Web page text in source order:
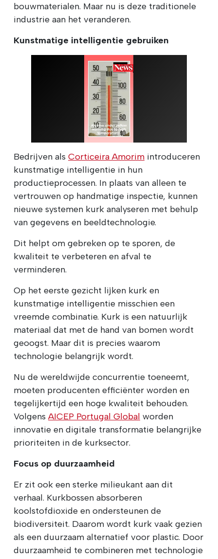
bouwmaterialen. Maar nu is deze traditionele
industrie aan het veranderen.
Kunstmatige intelligentie gebruiken
Bedrijven als Corticeira Amorim introduceren
kunstmatige intelligentie in hun
productieprocessen. In plaats van alleen te
vertrouwen op handmatige inspectie, kunnen
nieuwe systemen kurk analyseren met behulp
van gegevens en beeldtechnologie.
Dit helpt om gebreken op te sporen, de
kwaliteit te verbeteren en afval te
verminderen.
Op het eerste gezicht lijken kurk en
kunstmatige intelligentie misschien een
vreemde combinatie. Kurk is een natuurlijk
materiaal dat met de hand van bomen wordt
geoogst. Maar dit is precies waarom
technologie belangrijk wordt.
Nu de wereldwijde concurrentie toeneemt,
moeten producenten efficiënter worden en
tegelijkertijd een hoge kwaliteit behouden.
VolgensAICEP Portugal Global worden
innovatie en digitale transformatie belangrijke
prioriteiten in de kurksector.
Focus op duurzaamheid
Er zit ook een sterke milieukant aan dit
verhaal. Kurkbossen absorberen
koolstofdioxide en ondersteunen de
biodiversiteit. Daarom wordt kurk vaak gezien
als een duurzaam alternatief voor plastic. Door
duurzaamheid te combineren met technologie